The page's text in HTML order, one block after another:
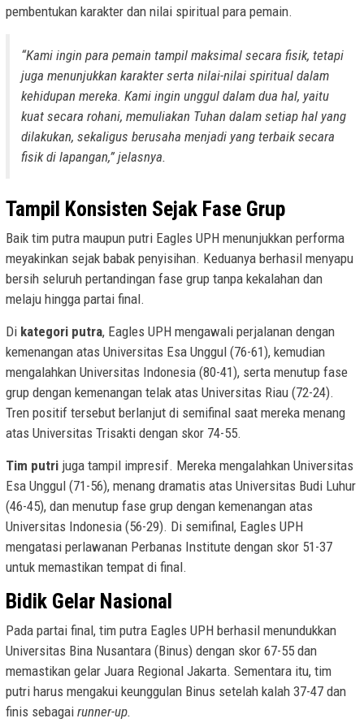
pembentukan karakter dan nilai spiritual para pemain.
“Kami ingin para pemain tampil maksimal secara fisik, tetapi
juga menunjukkan karakter serta nilai-nilai spiritual dalam
kehidupan mereka. Kami ingin unggul dalam dua hal, yaitu
kuat secara rohani, memuliakan Tuhan dalam setiap hal yang
dilakukan, sekaligus berusaha menjadi yang terbaik secara
fisik di lapangan,” jelasnya.
Tampil Konsisten Sejak Fase Grup
Baik tim putra maupun putri Eagles UPH menunjukkan performa
meyakinkan sejak babak penyisihan. Keduanya berhasil menyapu
bersih seluruh pertandingan fase grup tanpa kekalahan dan
melaju hingga partai final.
Di kategori putra, Eagles UPH mengawali perjalanan dengan
kemenangan atas Universitas Esa Unggul (76-61), kemudian
mengalahkan Universitas Indonesia (80-41), serta menutup fase
grup dengan kemenangan telak atas Universitas Riau (72-24).
Tren positif tersebut berlanjut di semifinal saat mereka menang
atas Universitas Trisakti dengan skor 74-55.
Tim putri juga tampil impresif. Mereka mengalahkan Universitas
Esa Unggul (71-56), menang dramatis atas Universitas Budi Luhur
(46-45), dan menutup fase grup dengan kemenangan atas
Universitas Indonesia (56-29). Di semifinal, Eagles UPH
mengatasi perlawanan Perbanas Institute dengan skor 51-37
untuk memastikan tempat di final.
Bidik Gelar Nasional
Pada partai final, tim putra Eagles UPH berhasil menundukkan
Universitas Bina Nusantara (Binus) dengan skor 67-55 dan
memastikan gelar Juara Regional Jakarta. Sementara itu, tim
putri harus mengakui keunggulan Binus setelah kalah 37-47 dan
finis sebagai runner-up.